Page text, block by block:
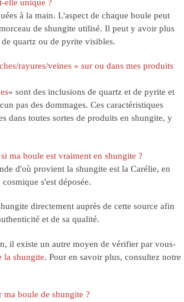
elle unique ?
à la main. L'aspect de chaque boule peut
de shungite utilisé. Il peut y avoir plus
quartz ou de pyrite visibles.
rayures/veines » sur ou dans mes produits
» sont des inclusions de quartz et de pyrite et
pas des dommages. Ces caractéristiques
dans toutes sortes de produits en shungite, y
ma boule est vraiment en shungite ?
d'où provient la shungite est la Carélie, en
s'est déposée.
directement auprès de cette source afin
et de sa qualité.
il existe un autre moyen de vérifier par vous-
la shungite. Pour en savoir plus, consultez notre
ma boule de shungite ?